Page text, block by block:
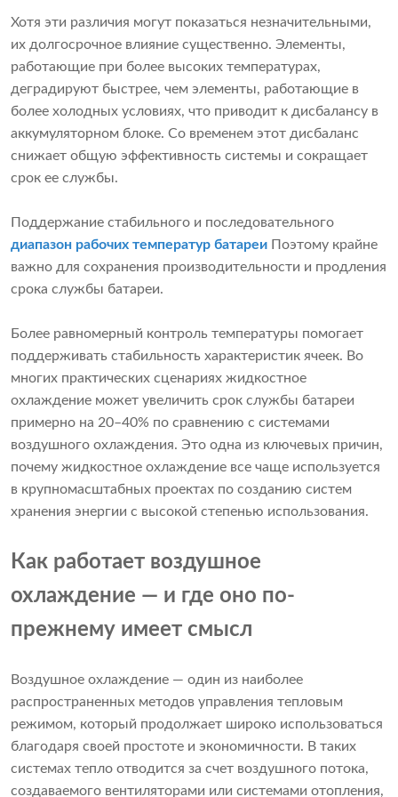
Хотя эти различия могут показаться незначительными,
их долгосрочное влияние существенно. Элементы,
работающие при более высоких температурах,
деградируют быстрее, чем элементы, работающие в
более холодных условиях, что приводит к дисбалансу в
аккумуляторном блоке. Со временем этот дисбаланс
снижает общую эффективность системы и сокращает
срок ее службы.
Поддержание стабильного и последовательного
диапазон рабочих температур батареи Поэтому крайне
важно для сохранения производительности и продления
срока службы батареи.
Более равномерный контроль температуры помогает
поддерживать стабильность характеристик ячеек. Во
многих практических сценариях жидкостное
охлаждение может увеличить срок службы батареи
примерно на 20–40% по сравнению с системами
воздушного охлаждения. Это одна из ключевых причин,
почему жидкостное охлаждение все чаще используется
в крупномасштабных проектах по созданию систем
хранения энергии с высокой степенью использования.
Как работает воздушное
охлаждение — и где оно по-
прежнему имеет смысл
Воздушное охлаждение — один из наиболее
распространенных методов управления тепловым
режимом, который продолжает широко использоваться
благодаря своей простоте и экономичности. В таких
системах тепло отводится за счет воздушного потока,
создаваемого вентиляторами или системами отопления,